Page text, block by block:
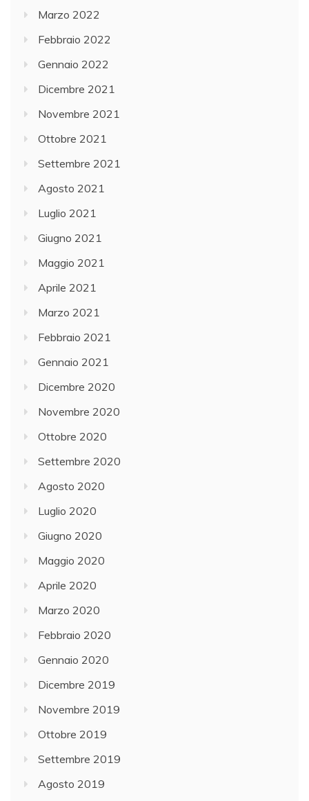
Marzo 2022
Febbraio 2022
Gennaio 2022
Dicembre 2021
Novembre 2021
Ottobre 2021
Settembre 2021
Agosto 2021
Luglio 2021
Giugno 2021
Maggio 2021
Aprile 2021
Marzo 2021
Febbraio 2021
Gennaio 2021
Dicembre 2020
Novembre 2020
Ottobre 2020
Settembre 2020
Agosto 2020
Luglio 2020
Giugno 2020
Maggio 2020
Aprile 2020
Marzo 2020
Febbraio 2020
Gennaio 2020
Dicembre 2019
Novembre 2019
Ottobre 2019
Settembre 2019
Agosto 2019